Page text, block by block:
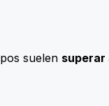
suelen superar